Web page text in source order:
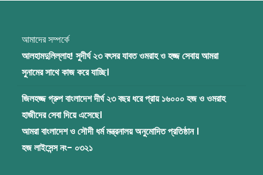
আমাদের সম্পর্কে
আলহামদুলিল্লাহ! সুদীর্ঘ ২৩ বৎসর যাবত ওমরাহ ও হজ্জ সেবায় আমরা
সুনামের সাথে কাজ করে যাচ্ছি।
জিলহজ্জ গ্রুপ বাংলাদেশ দীর্ঘ ২৩ বছর ধরে প্রায় ১৬০০০ হজ ও ওমরাহ
হাজীদের সেবা দিয়ে এসেছে।
আমরা বাংলাদেশ ও সৌদী ধর্ম মন্ত্রনালয় অনুমোদিত প্রতিষ্ঠান ।
হজ লাইসেন্স নং- ০৩২১